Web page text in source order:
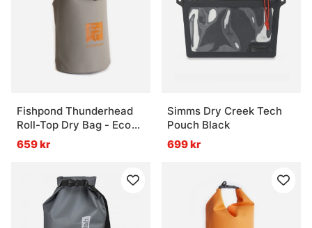
Fishpond Thunderhead
Roll-Top Dry Bag - Eco
Shale
659 kr
Simms Dry Creek Tech
Pouch Black
699 kr